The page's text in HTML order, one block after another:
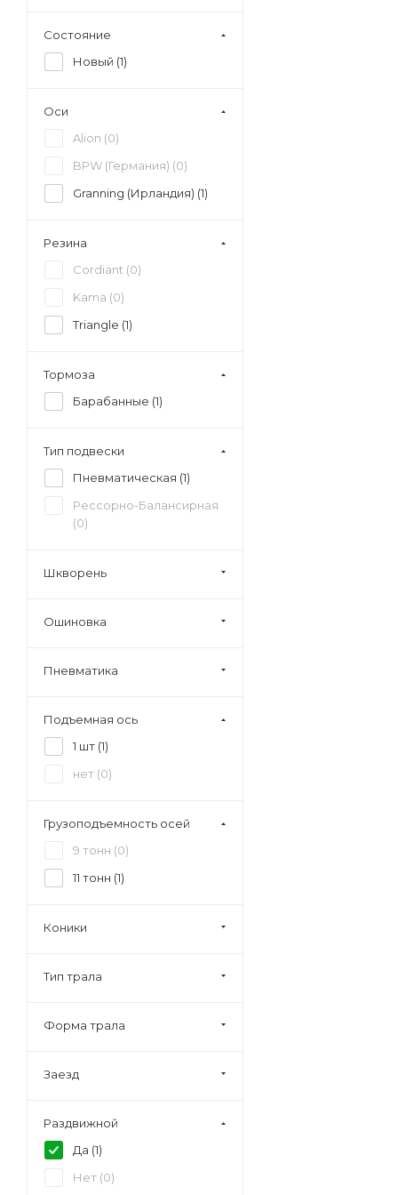
Состояние
Новый (1)
Оси
Alion (0)
BPW (Германия) (0)
Granning (Ирландия) (1)
Резина
Cordiant (0)
Kama (0)
Triangle (1)
Тормоза
Барабанные (1)
Тип подвески
Пневматическая (1)
Рессорно-Балансирная
(0)
Шкворень
Ошиновка
Пневматика
Подъемная ось
1 шт (1)
нет (0)
Грузоподъемность осей
9 тонн (0)
11 тонн (1)
Коники
Тип трала
Форма трала
Заезд
Раздвижной
Да (1)
Нет (0)